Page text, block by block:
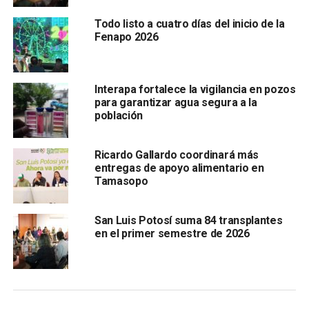
de un proyecto trascendental en materia de digitalización
del fondo antiguo que beneficiará a quienes buscan
conocer más sobre su pasado familiar.
FamilySearch, es una entidad sin fines de lucro fundada
originalmente en 1894 como la Sociedad Genealógica de
Utah; actualmente, es la asociación genealógica más
grande del mundo, con registros en más de 110 países. En
México, la organización ha desempeñado un papel clave
Todo listo a cuatro días del inicio de la
Fenapo 2026
Interapa fortalece la vigilancia en pozos
para garantizar agua segura a la
población
Ricardo Gallardo coordinará más
entregas de apoyo alimentario en
Tamasopo
San Luis Potosí suma 84 transplantes
en el primer semestre de 2026